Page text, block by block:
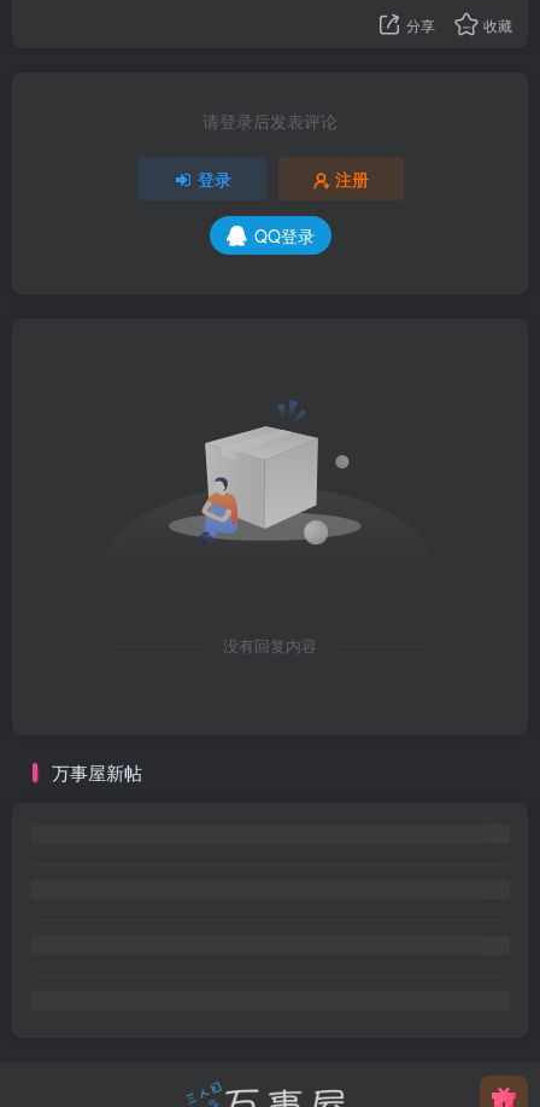
分享 收藏
请登录后发表评论
登录 注册
QQ登录
没有回复内容
万事屋新帖